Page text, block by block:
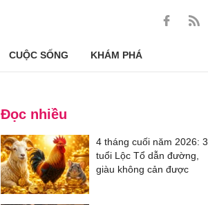
CUỘC SỐNG KHÁM PHÁ
Đọc nhiều
4 tháng cuối năm 2026: 3
tuổi Lộc Tổ dẫn đường,
giàu không cản được